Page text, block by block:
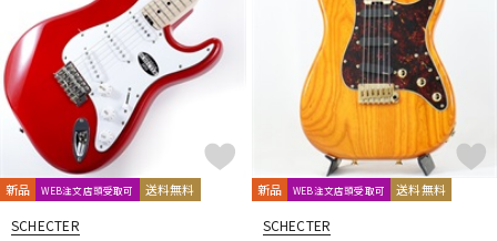
新品 WEB注文店頭受取可 送料無料
SCHECTER
新品 WEB注文店頭受取可 送料無料
SCHECTER